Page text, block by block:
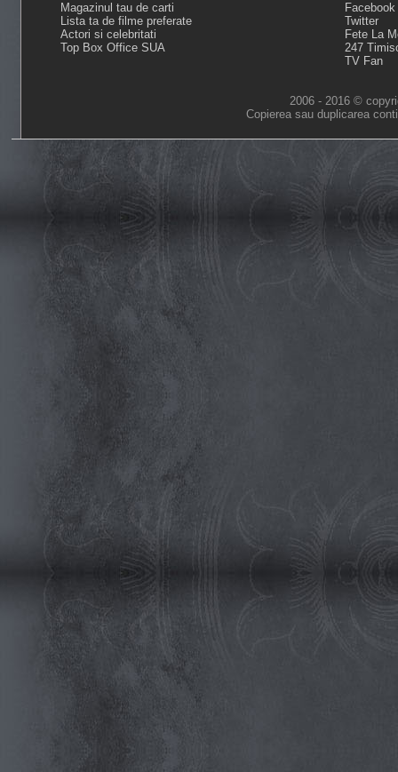
Magazinul tau de carti
Lista ta de filme preferate
Actori si celebritati
Top Box Office SUA
Facebook
Twitter
Fete La
247
TV Fan
2006 - 2016 ©
Copierea sau duplicarea